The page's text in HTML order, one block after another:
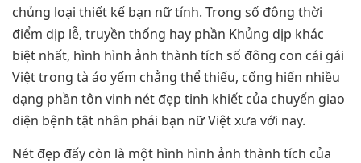
chủng loại thiết kế bạn nữ tính. Trong số đông thời
điểm dịp lễ, truyền thống hay phần Khủng dịp khác
biệt nhất, hình hình ảnh thành tích số đông con cái gái
Việt trong tà áo yếm chẳng thể thiếu, cống hiến nhiều
dạng phần tôn vinh nét đẹp tinh khiết của chuyển giao
diện bệnh tật nhân phái bạn nữ Việt xưa với nay.
Nét đẹp đấy còn là một hình hình ảnh thành tích của